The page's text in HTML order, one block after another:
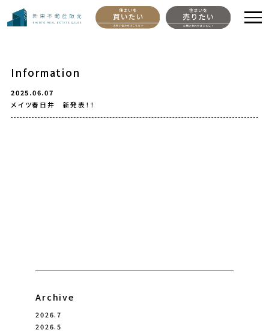
Information
2025.06.07
メイツ春日井 新発表！！
Archive
2026.7
2026.5